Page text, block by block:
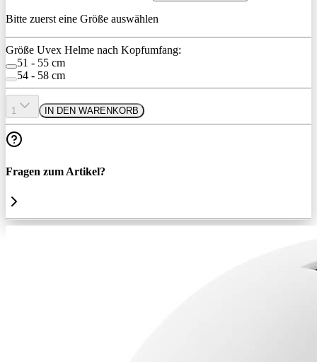
Bitte zuerst eine Größe auswählen
Größe Uvex Helme nach Kopfumfang:
51 - 55 cm
54 - 58 cm
1 IN DEN WARENKORB
Fragen zum Artikel?